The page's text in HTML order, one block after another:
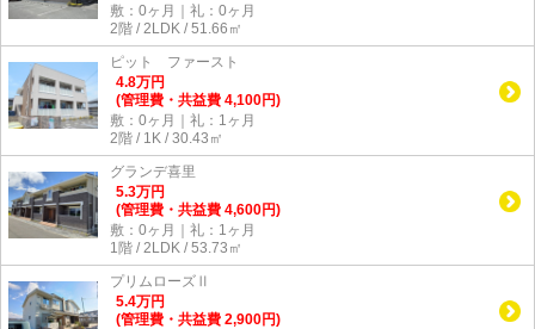
敷：0ヶ月｜礼：0ヶ月
2階 / 2LDK / 51.66㎡
ピット ファースト
4.8万円
(管理費・共益費 4,100円)
敷：0ヶ月｜礼：1ヶ月
2階 / 1K / 30.43㎡
グランデ喜里
5.3万円
(管理費・共益費 4,600円)
敷：0ヶ月｜礼：1ヶ月
1階 / 2LDK / 53.73㎡
プリムローズⅡ
5.4万円
(管理費・共益費 2,900円)